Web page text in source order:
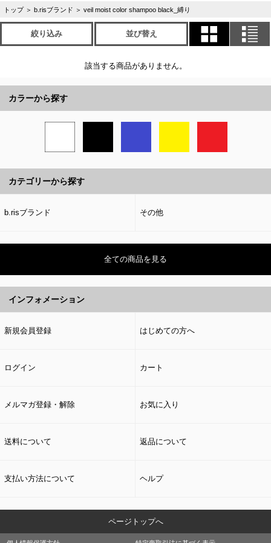
トップ ＞ b.risブランド ＞ veil moist color shampoo black_縛り
絞り込み 並び替え
該当する商品がありません。
カラーから探す
カテゴリーから探す
b.risブランド その他
全ての商品を見る
インフォメーション
新規会員登録 はじめての方へ
ログイン カート
メルマガ登録・解除 お気に入り
送料について 返品について
支払い方法について ヘルプ
ページトップへ